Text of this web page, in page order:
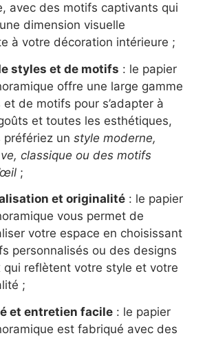
avec des motifs captivants qui
dimension visuelle
à votre décoration intérieure ;
styles et de motifs : le papier
offre une large gamme
de motifs pour s’adapter à
et toutes les esthétiques,
préfériez un style moderne,
classique ou des motifs
;
et originalité : le papier
vous permet de
votre espace en choisissant
personnalisés ou des designs
qui reflètent votre style et votre
;
et entretien facile : le papier
est fabriqué avec des